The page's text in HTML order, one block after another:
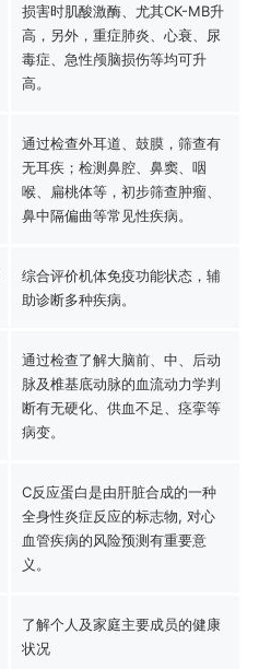
损害时肌酸激酶、尤其CK-MB升
高，另外，重症肺炎、心衰、尿
毒症、急性颅脑损伤等均可升
高。
通过检查外耳道、鼓膜，筛查有
无耳疾；检测鼻腔、鼻窦、咽
喉、扁桃体等，初步筛查肿瘤、
鼻中隔偏曲等常见性疾病。
综合评价机体免疫功能状态，辅
助诊断多种疾病。
通过检查了解大脑前、中、后动
脉及椎基底动脉的血流动力学判
断有无硬化、供血不足、痉挛等
病变。
C反应蛋白是由肝脏合成的一种
全身性炎症反应的标志物, 对心
血管疾病的风险预测有重要意
义。
了解个人及家庭主要成员的健康
状况